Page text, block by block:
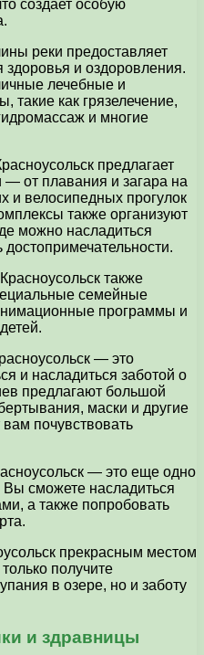
создает особую
реки предоставляет
и оздоровления.
лечебные и
такие как грязелечение,
и многие
предлагает
от плавания и загара на
и велосипедных прогулок
также организуют
можно насладиться
также
семейные
программы и
— это
и насладиться заботой о
предлагают большой
маски и другие
почувствовать
— это еще одно
сможете насладиться
а также попробовать
прекрасным местом
получите
в озере, но и заботу
и здравницы